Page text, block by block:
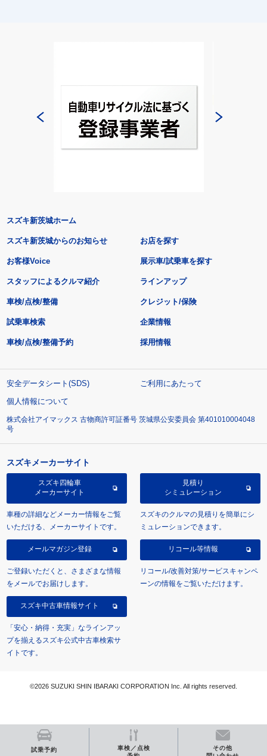
試乗予約
車検／点検
その他
スズキ新茨城ホーム
スズキ新茨城からのお知らせ
お客様Voice
スタッフによるクルマ紹介
お店を探す
展示車/試乗車を探す
ラインアップ
車検/点検/整備 クレジット/保険
試乗車検索
車検/点検/整備予約
企業情報
採用情報
安全データシート(SDS)
ご利用にあたって
個人情報について
株式会社アイマックス 古物商許可証番号 茨城県公安委員会 第401010004048
号
スズキメーカーサイト
スズキ四輪車
メーカーサイト
車種の詳細などメーカー情報をご覧
いただける、メーカーサイトです。
見積り
シミュレーション
スズキのクルマの見積りを簡単にシ
ミュレーションできます。
メールマガジン登録
ご登録いただくと、さまざまな情報
をメールでお届けします。
リコール等情報
リコール/改善対策/サービスキャンペ
ーンの情報をご覧いただけます。
スズキ中古車情報サイト
「安心・納得・充実」なラインアッ
プを揃えるスズキ公式中古車検索サ
イトです。
©2026 SUZUKI SHIN IBARAKI CORPORATION Inc. All rights reserved.